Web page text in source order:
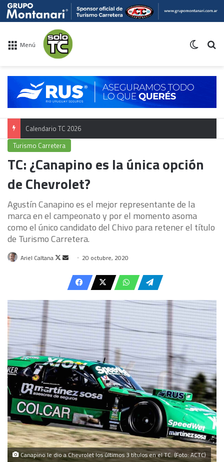
Menú
Calendario TC 2026
Turismo Carretera
TC: ¿Canapino es la única opción
de Chevrolet?
Agustín Canapino es el mejor representante de la
marca en el campeonato y por el momento asoma
como el único candidato del Chivo para retener el título
de Turismo Carretera.
Ariel Caltana
Follow
Send
email
20 octubre, 2020
Canapino le dio a Chevrolet los últimos 3 títulos en el TC. (Foto: ACTC)